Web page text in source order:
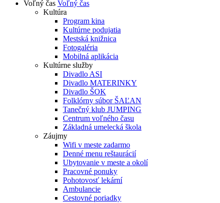
Voľný čas Voľný čas
Kultúra
Program kina
Kultúrne podujatia
Mestská knižnica
Fotogaléria
Mobilná aplikácia
Kultúrne služby
Divadlo ASI
Divadlo MATERINKY
Divadlo ŠOK
Folklórny súbor ŠAĽAN
Tanečný klub JUMPING
Centrum voľného času
Základná umelecká škola
Záujmy
Wifi v meste zadarmo
Denné menu reštaurácií
Ubytovanie v meste a okolí
Pracovné ponuky
Pohotovosť lekární
Ambulancie
Cestovné poriadky